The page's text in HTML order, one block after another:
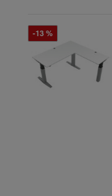
-13 %